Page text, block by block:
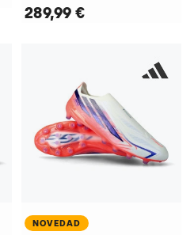
289,99 €
NOVEDAD